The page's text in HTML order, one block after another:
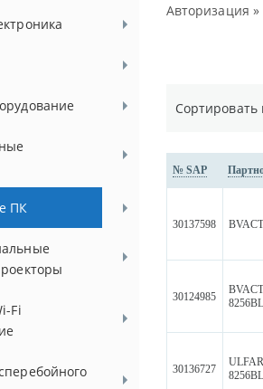
ПК
Fi
Авторизация »
Сортировать
№ SAP
30137598
30124985
30136727